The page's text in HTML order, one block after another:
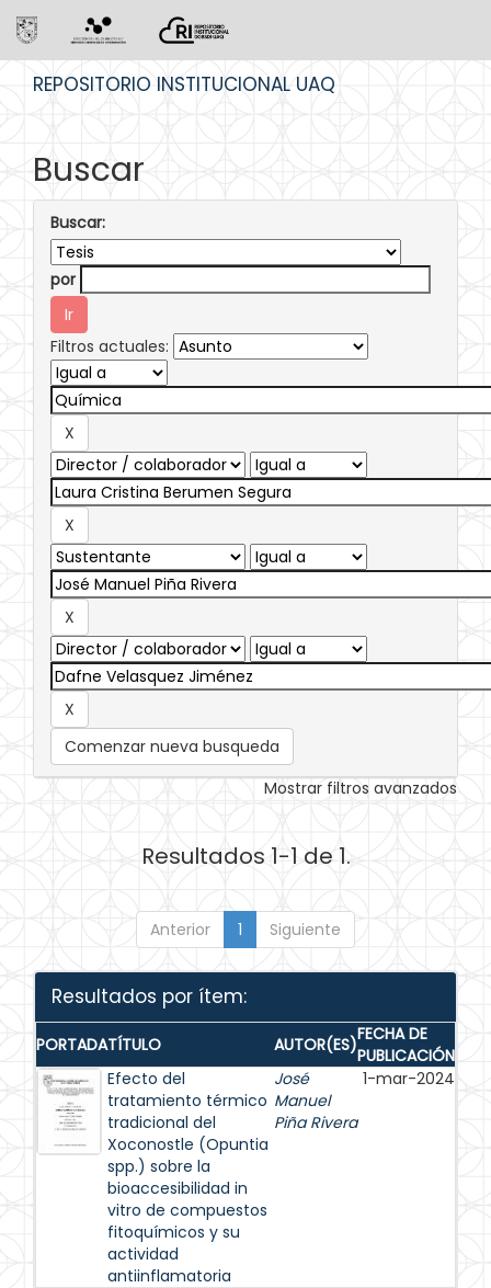
REPOSITORIO INSTITUCIONAL UAQ
Buscar
Buscar:
por
Filtros actuales:
Comenzar nueva busqueda
Mostrar filtros avanzados
Resultados 1-1 de 1.
Anterior 1 Siguiente
Resultados por ítem:
PORTADATÍTULO AUTOR(ES)FECHA DE
PUBLICACIÓN
Efecto del
tratamiento térmico
tradicional del
Xoconostle (Opuntia
spp.) sobre la
bioaccesibilidad in
vitro de compuestos
fitoquímicos y su
actividad
antiinflamatoria
José
Manuel
Piña Rivera
1-mar-2024